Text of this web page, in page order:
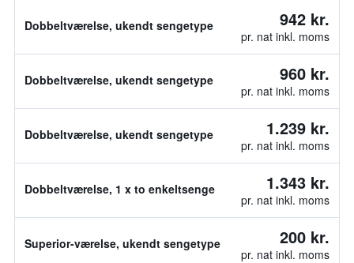
Dobbeltværelse, ukendt sengetype 942 kr.
pr. nat inkl. moms
Dobbeltværelse, ukendt sengetype 960 kr.
pr. nat inkl. moms
Dobbeltværelse, ukendt sengetype 1.239 kr.
pr. nat inkl. moms
Dobbeltværelse, 1 x to enkeltsenge 1.343 kr.
pr. nat inkl. moms
Superior-værelse, ukendt sengetype 200 kr.
pr. nat inkl. moms